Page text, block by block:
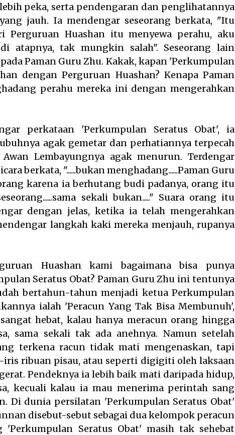
peka, serta pendengaran dan penglihatannya
jauh. Ia mendengar seseorang berkata, "Itu
Perguruan Huashan itu menyewa perahu, aku
atapnya, tak mungkin salah". Seseorang lain
Paman Guru Zhu. Kakak, kapan 'Perkumpulan
dengan Perguruan Huashan? Kenapa Paman
perahu mereka ini dengan mengerahkan
perkataan 'Perkumpulan Seratus Obat', ia
agak gemetar dan perhatiannya terpecah
Lembayungnya agak menurun. Terdengar
berkata, "......bukan menghadang......Paman Guru
karena ia berhutang budi padanya, orang itu
sekali bukan....." Suara orang itu
dengan jelas, ketika ia telah mengerahkan
langkah kaki mereka menjauh, rupanya
Huashan kami bagaimana bisa punya
Seratus Obat? Paman Guru Zhu ini tentunya
bertahun-tahun menjadi ketua Perkumpulan
ialah 'Peracun Yang Tak Bisa Membunuh',
hebat, kalau hanya meracun orang hingga
sama sekali tak ada anehnya. Namun setelah
terkena racun tidak mati mengenaskan, tapi
ribuan pisau, atau seperti digigiti oleh laksaan
Pendeknya ia lebih baik mati daripada hidup,
kecuali kalau ia mau menerima perintah sang
Di dunia persilatan 'Perkumpulan Seratus Obat'
disebut-sebut sebagai dua kelompok peracun
'Perkumpulan Seratus Obat' masih tak sehebat